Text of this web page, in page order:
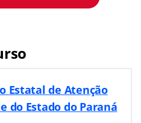
Estatal de Atenção
do Estado do Paraná